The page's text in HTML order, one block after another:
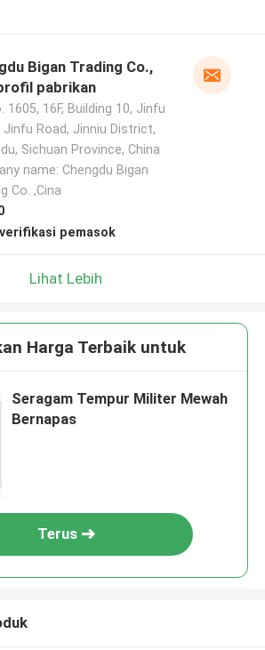
Bigan Trading Co.,
pabrikan
1605, 16F, Building 10, Jinfu
Jinfu Road, Jinniu District,
Sichuan Province, China
name: Chengdu Bigan
Co. ,Cina
pemasok
Lihat Lebih
Harga Terbaik untuk
Seragam Tempur Militer Mewah
Bernapas
Terus